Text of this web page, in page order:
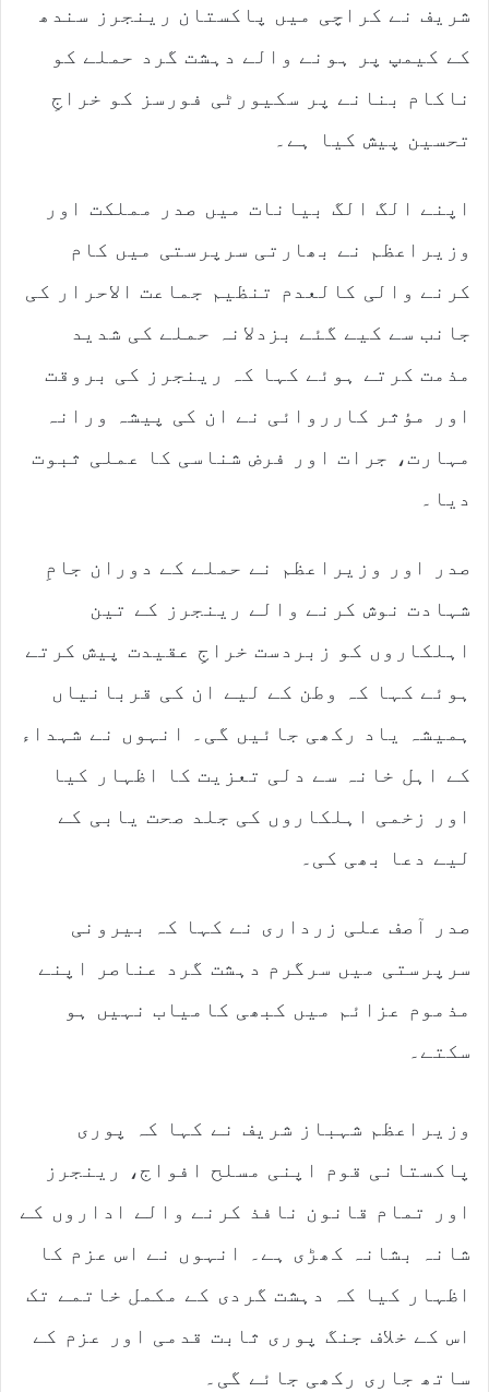
شریف نے کراچی میں پاکستان رینجرز سندھ
کے کیمپ پر ہونے والے دہشت گرد حملے کو
ناکام بنانے پر سکیورٹی فورسز کو خراجِ
تحسین پیش کیا ہے۔
اپنے الگ الگ بیانات میں صدر مملکت اور
وزیراعظم نے بھارتی سرپرستی میں کام
کرنے والی کالعدم تنظیم جماعت الاحرار کی
جانب سے کیے گئے بزدلانہ حملے کی شدید
مذمت کرتے ہوئے کہا کہ رینجرز کی بروقت
اور مؤثر کارروائی نے ان کی پیشہ ورانہ
مہارت، جرات اور فرض شناسی کا عملی ثبوت
دیا۔
صدر اور وزیراعظم نے حملے کے دوران جامِ
شہادت نوش کرنے والے رینجرز کے تین
اہلکاروں کو زبردست خراجِ عقیدت پیش کرتے
ہوئے کہا کہ وطن کے لیے ان کی قربانیاں
ہمیشہ یاد رکھی جائیں گی۔ انہوں نے شہداء
کے اہل خانہ سے دلی تعزیت کا اظہار کیا
اور زخمی اہلکاروں کی جلد صحت یابی کے
لیے دعا بھی کی۔
صدر آصف علی زرداری نے کہا کہ بیرونی
سرپرستی میں سرگرم دہشت گرد عناصر اپنے
مذموم عزائم میں کبھی کامیاب نہیں ہو
سکتے۔
وزیراعظم شہباز شریف نے کہا کہ پوری
پاکستانی قوم اپنی مسلح افواج، رینجرز
اور تمام قانون نافذ کرنے والے اداروں کے
شانہ بشانہ کھڑی ہے۔ انہوں نے اس عزم کا
اظہار کیا کہ دہشت گردی کے مکمل خاتمے تک
اس کے خلاف جنگ پوری ثابت قدمی اور عزم کے
ساتھ جاری رکھی جائے گی۔